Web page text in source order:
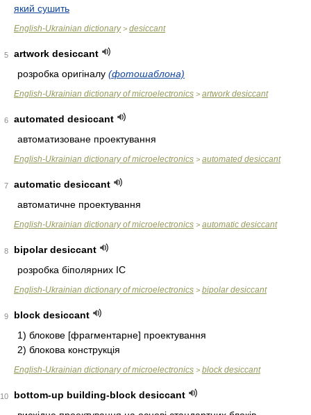
який сушить
English-Ukrainian dictionary> desiccant
5
artwork desiccant
розробка оригіналу (фотошаблона)
English-Ukrainian dictionary of microelectronics > artwork desiccant
6
automated desiccant
автоматизоване проектування
English-Ukrainian dictionary of microelectronics > automated desiccant
7
automatic desiccant
автоматичне проектування
English-Ukrainian dictionary of microelectronics > automatic desiccant
8
bipolar desiccant
розробка біполярних ІС
English-Ukrainian dictionary of microelectronics > bipolar desiccant
9
block desiccant
1) блокове [фрагментарне] проектування
2) блокова конструкція
English-Ukrainian dictionary of microelectronics > block desiccant
10
bottom-up building-block desiccant